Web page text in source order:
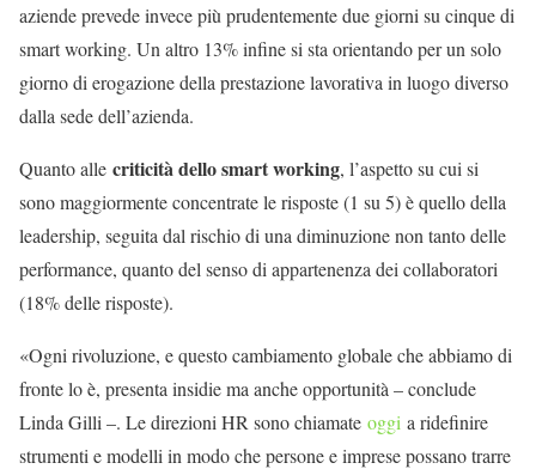
aziende prevede invece più prudentemente due giorni su cinque di
smart working. Un altro 13% infine si sta orientando per un solo
giorno di erogazione della prestazione lavorativa in luogo diverso
dalla sede dell’azienda.
Quanto alle criticità dello smart working, l’aspetto su cui si
sono maggiormente concentrate le risposte (1 su 5) è quello della
leadership, seguita dal rischio di una diminuzione non tanto delle
performance, quanto del senso di appartenenza dei collaboratori
(18% delle risposte).
«Ogni rivoluzione, e questo cambiamento globale che abbiamo di
fronte lo è, presenta insidie ma anche opportunità – conclude
Linda Gilli –. Le direzioni HR sono chiamate oggi a ridefinire
strumenti e modelli in modo che persone e imprese possano trarre